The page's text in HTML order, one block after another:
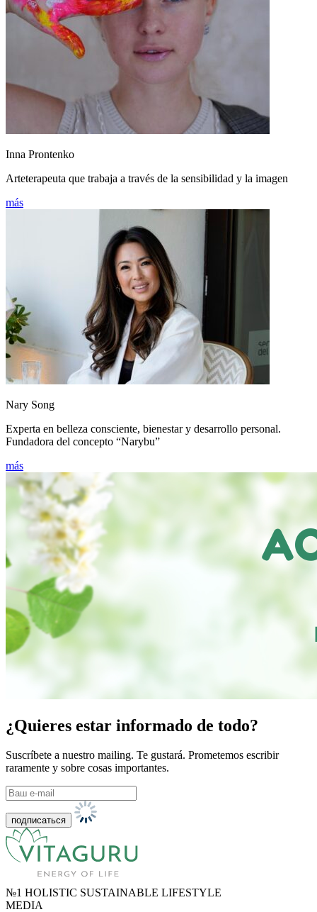
Inna Prontenko
Arteterapeuta que trabaja a través de la sensibilidad y la imagen
más
Nary Song
Experta en belleza consciente, bienestar y desarrollo personal.
Fundadora del concepto “Narybu”
más
¿Quieres estar informado de todo?
Suscríbete a nuestro mailing. Te gustará. Prometemos escribir
raramente y sobre cosas importantes.
№1 HOLISTIC SUSTAINABLE LIFESTYLE
MEDIA